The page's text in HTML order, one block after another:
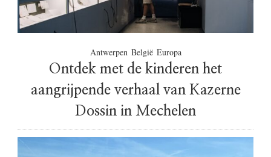
Antwerpen België Europa
Ontdek met de kinderen het
aangrijpende verhaal van Kazerne
Dossin in Mechelen